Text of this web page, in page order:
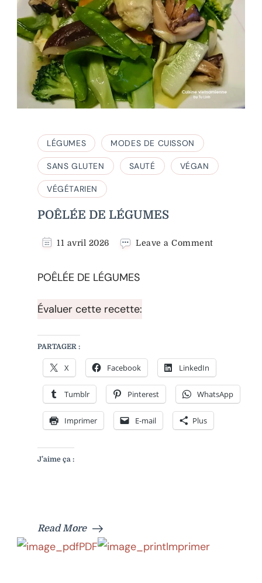
LÉGUMES MODES DE CUISSON
SANS GLUTEN SAUTÉ VÉGAN
VÉGÉTARIEN
POÊLÉE DE LÉGUMES
11 avril 2026 Leave a Commenton
POÊLÉE DE LÉGUMES
Évaluer cette recette:
PARTAGER :
X Facebook LinkedIn
Tumblr Pinterest WhatsApp
Imprimer E-mail Plus
J’aime ça :
Read More
PDF Imprimer